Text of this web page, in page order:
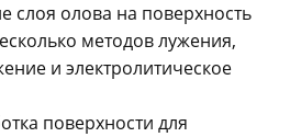
слоя олова на поверхность
методов лужения,
и электролитическое
поверхности для